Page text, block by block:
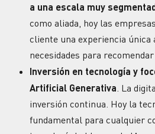
a una escala muy
como aliada, hoy las
cliente una experiencia única
necesidades para
Inversión en tecnología y
Artificial Generativa . La
inversión continua. Hoy la
fundamental para cualquier